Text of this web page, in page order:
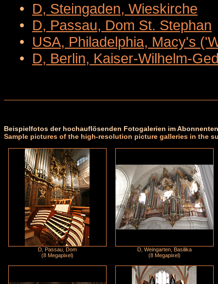
• D, Steingaden, Wieskirche
• D, Passau, Dom St. Stephan
• USA, Philadelphia, Macy's
• D, Berlin, Kaiser-Wilhelm-
Beispielfotos der hochauflösenden Fotogalerien im
Sample pictures of the high-resolution picture galleries in the
D, Passau, Dom
(8 Megapixel)
D, Weingarten, Basilika
(8 Megapixel)